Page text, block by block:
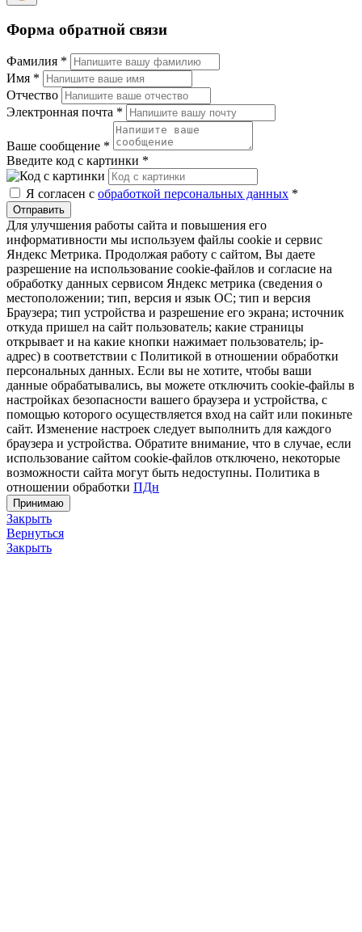
Форма обратной связи
Фамилия *
Имя *
Отчество
Электронная почта *
Ваше сообщение *
Введите код с картинки *
Я согласен с обработкой персональных данных *
Отправить
Для улучшения работы сайта и повышения его
информативности мы используем файлы cookie и сервис
Яндекс Метрика. Продолжая работу с сайтом, Вы даете
разрешение на использование cookie-файлов и согласие на
обработку данных сервисом Яндекс метрика (сведения о
местоположении; тип, версия и язык ОС; тип и версия
Браузера; тип устройства и разрешение его экрана; источник
откуда пришел на сайт пользователь; какие страницы
открывает и на какие кнопки нажимает пользователь; ip-
адрес) в соответствии с Политикой в отношении обработки
персональных данных. Если вы не хотите, чтобы ваши
данные обрабатывались, вы можете отключить cookie-файлы в
настройках безопасности вашего браузера и устройства, с
помощью которого осуществляется вход на сайт или покиньте
сайт. Изменение настроек следует выполнить для каждого
браузера и устройства. Обратите внимание, что в случае, если
использование сайтом cookie-файлов отключено, некоторые
возможности сайта могут быть недоступны. Политика в
отношении обработки ПДн
Принимаю
Закрыть
Вернуться
Закрыть